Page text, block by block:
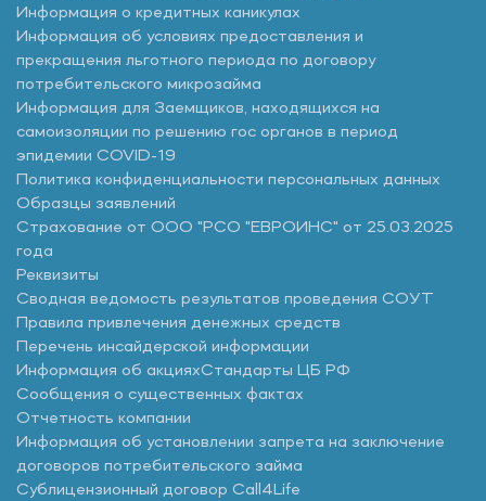
Информация о кредитных каникулах
Информация об условиях предоставления и
прекращения льготного периода по договору
потребительского микрозайма
Информация для Заемщиков, находящихся на
самоизоляции по решению гос органов в период
эпидемии COVID-19
Политика конфиденциальности персональных данных
Образцы заявлений
Страхование от ООО "РСО "ЕВРОИНС" от 25.03.2025
года
Реквизиты
Сводная ведомость результатов проведения СОУТ
Правила привлечения денежных средств
Перечень инсайдерской информации
Информация об акцияхСтандарты ЦБ РФ
Сообщения о существенных фактах
Отчетность компании
Информация об установлении запрета на заключение
договоров потребительского займа
Сублицензионный договор Call4Life